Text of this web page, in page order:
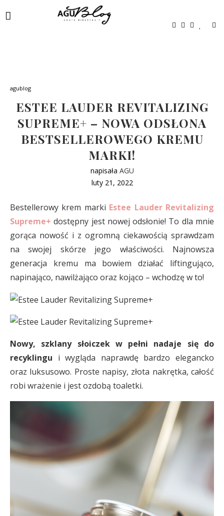
agublog
ESTEE LAUDER REVITALIZING
SUPREME+ – NOWA ODSŁONA
BESTSELLEROWEGO KREMU
MARKI!
napisała AGU
luty 21, 2022
Bestellerowy krem marki Estee Lauder Revitalizing
Supreme+ dostępny jest nowej odsłonie! To dla mnie
gorąca nowość i z ogromną ciekawością sprawdzam
na swojej skórze jego właściwości. Najnowsza
generacja kremu ma bowiem działać liftingująco,
napinająco, nawilżająco oraz kojąco – wchodzę w to!
Nowy, szklany słoiczek w pełni nadaje się do
recyklingu i wygląda naprawdę bardzo elegancko
oraz luksusowo. Proste napisy, złota nakrętka, całość
robi wrażenie i jest ozdobą toaletki.